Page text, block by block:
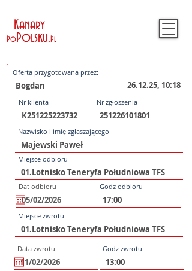
Kanary
PoPolsku.Pl
Oferta przygotowana przez:
26.12.25, 10:18
Nr klienta Nr zgłoszenia
Nazwisko i imię zgłaszającego
Miejsce odbioru
Dat odbioru Godz odbioru
Miejsce zwrotu
Data zwrotu Godz zwrotu